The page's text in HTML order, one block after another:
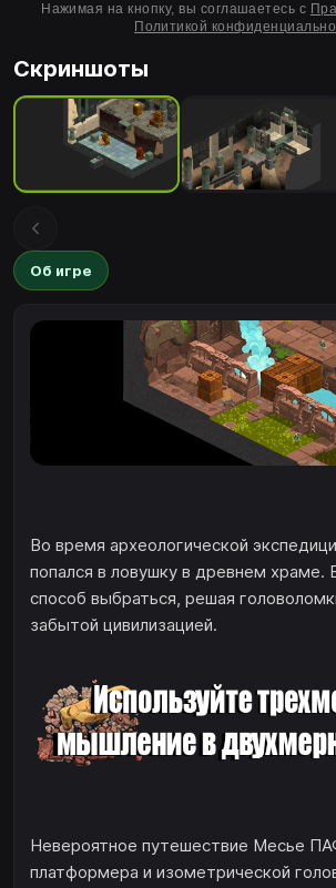
Нажимая на кнопку, вы соглашаетесь с
Политикой
Скриншоты
Об игре
Во время археологической
попался в ловушку в древнем храме.
способ выбраться, решая
забытой цивилизацией.
Невероятное путешествие Месье
платформера и изометрической